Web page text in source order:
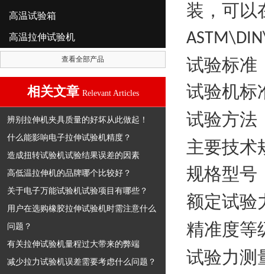
高温试验箱
高温拉伸试验机
查看全部产品
相关文章 Relevant Articles
辨别拉伸机夹具质量的好坏从此做起！
什么能影响电子拉伸试验机精度？
造成扭转试验机试验结果误差的因素
高低温拉伸机的品牌哪个比较好？
关于电子万能试验机试验项目有哪些？
用户在选购橡胶拉伸试验机时需注意什么
问题？
有关拉伸试验机量程过大带来的弊端
减少拉力试验机误差需要考虑什么问题？
装，可以
试验标准
试验机标
试验方法
主要技术
规格型号
额定试验
精准度等
试验力测